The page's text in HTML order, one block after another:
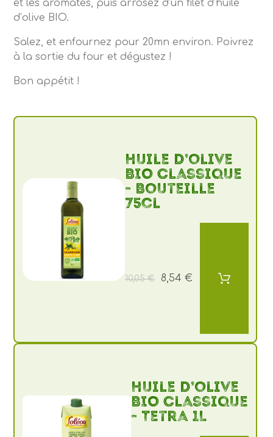
et les aromates, puis arrosez d’un filet d’huile
d’olive BIO.
Salez, et enfournez pour 20mn environ. Poivrez
à la sortie du four et dégustez !
Bon appétit !
Huile d’olive
BIO Classique
- Bouteille
75cl
10,05 € 8,54 €
Huile d’olive
BIO Classique
- Tetra 1L